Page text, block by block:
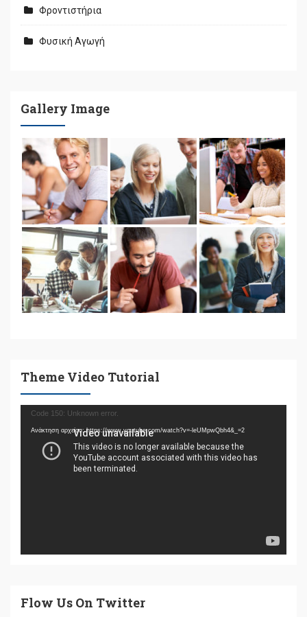
Φροντιστήρια
Φυσική Αγωγή
Gallery Image
Theme Video Tutorial
Πρόγραμμα
Αναπαραγωγής
Βίντεο
Code 150: Unknown error.
Ανάκτηση αρχείου: https://www.youtube.com/watch?v=-leUMpwQbh4&_=2
Flow Us On Twitter